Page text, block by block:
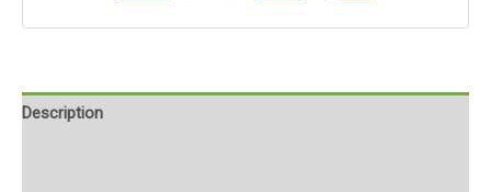
180,00 €
Description